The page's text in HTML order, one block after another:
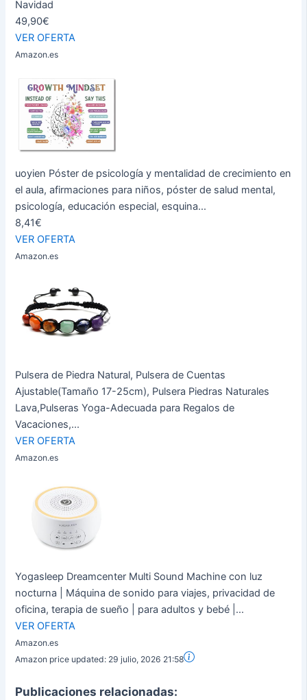
Navidad
49,90€
VER OFERTA
Amazon.es
uoyien Póster de psicología y mentalidad de crecimiento en
el aula, afirmaciones para niños, póster de salud mental,
psicología, educación especial, esquina...
8,41€
VER OFERTA
Amazon.es
Pulsera de Piedra Natural, Pulsera de Cuentas
Ajustable(Tamaño 17-25cm), Pulsera Piedras Naturales
Lava,Pulseras Yoga-Adecuada para Regalos de
Vacaciones,...
VER OFERTA
Amazon.es
Yogasleep Dreamcenter Multi Sound Machine con luz
nocturna | Máquina de sonido para viajes, privacidad de
oficina, terapia de sueño | para adultos y bebé |...
VER OFERTA
Amazon.es
Amazon price updated: 29 julio, 2026 21:58
Publicaciones relacionadas: